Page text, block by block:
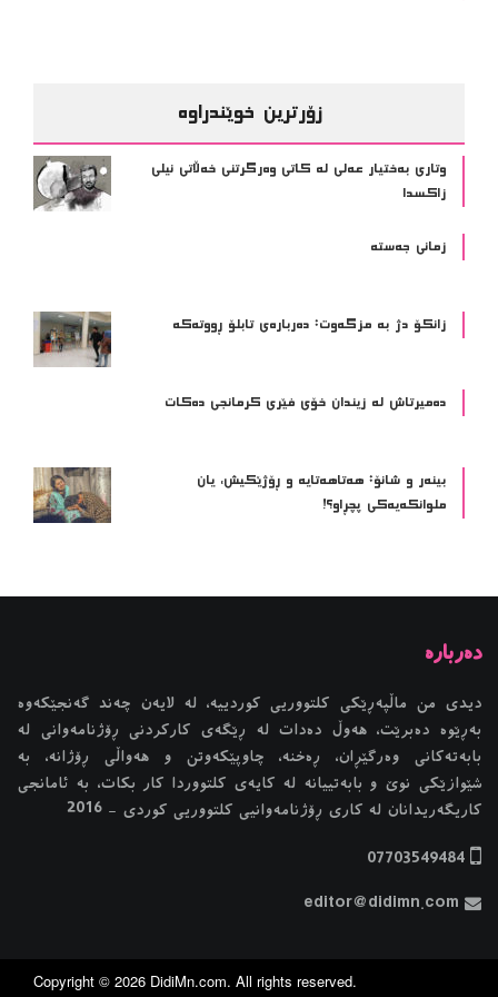
زۆرترین خوێندراوە
وتاری بەختیار عەلی لە کاتی وەرگرتنی خەڵاتی نیلی
زاکسدا
زمانی جەستە
زانکۆ دژ بە مزگەوت: دەربارەى تابلۆ ڕووتەکە
ده‌میرتاش له‌ زیندان خۆی فێری كرمانجی ده‌كات
بینەر و شانۆ: هەتاھەتایە و ڕۆژێکیش، یان
ملوانکەیەکی پچڕاو؟!
دیدی من ماڵپەڕێکی کلتووریی کوردییە، لە لایەن چەند گەنجێكه‌وه‌
بەڕێوە دەبرێت، هەوڵ دەدات لە ڕێگەی کارکردنی ڕۆژنامەوانی لە
بابەتەکانی وەرگێڕان، ڕەخنە، چاوپێکەوتن و هەواڵی ڕۆژانە، بە
شێوازێکی نوێ و بابەتییانە لە کایەی کلتووردا کار بکات، بە ئامانجی
کاریگەریدانان لە کاری ڕۆژنامەوانیی کلتووریی کوردی - 2016
07703549484
editor@didimn.com
Copyright © 2026 DidiMn.com. All rights reserved.